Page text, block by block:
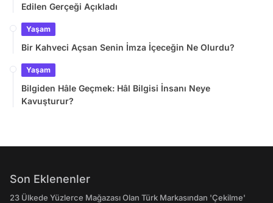
Edilen Gerçeği Açıkladı
Yaşam
Bir Kahveci Açsan Senin İmza İçeceğin Ne Olurdu?
Yaşam
Bilgiden Hâle Geçmek: Hâl Bilgisi İnsanı Neye
Kavuşturur?
Son Eklenenler
23 Ülkede Yüzlerce Mağazası Olan Türk Markasından 'Çekilme'